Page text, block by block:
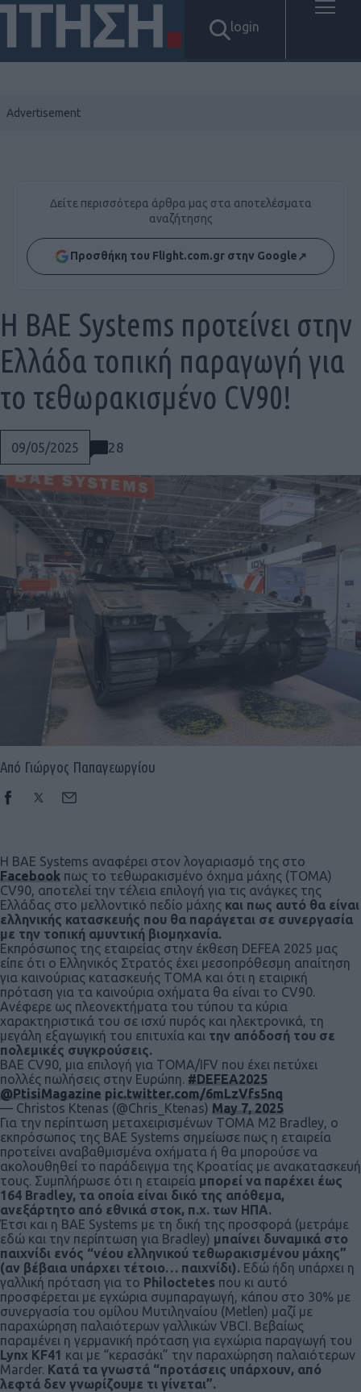
login
Social
Δείτε περισσότερα άρθρα μας στα αποτελέσματα
αναζήτησης
Προσθήκη του Flight.com.gr στην Google↗
09/05/2025 28
Η BAE Systems προτείνει στην
Ελλάδα τοπική παραγωγή για
το τεθωρακισμένο CV90!
Από Γιώργος Παπαγεωργίου
Η BAE Systems αναφέρει στον λογαριασμό της στο
Facebook πως το τεθωρακισμένο όχημα μάχης (ΤΟΜΑ)
CV90, αποτελεί την τέλεια επιλογή για τις ανάγκες της
Ελλάδας στο μελλοντικό πεδίο μάχης και πως αυτό θα είναι
ελληνικής κατασκευής που θα παράγεται σε συνεργασία
με την τοπική αμυντική βιομηχανία.
Εκπρόσωπος της εταιρείας στην έκθεση DEFEA 2025 μας
είπε ότι ο Ελληνικός Στρατός έχει μεσοπρόθεσμη απαίτηση
για καινούριας κατασκευής ΤΟΜΑ και ότι η εταιρική
πρόταση για τα καινούρια οχήματα θα είναι το CV90.
Ανέφερε ως πλεονεκτήματα του τύπου τα κύρια
χαρακτηριστικά του σε ισχύ πυρός και ηλεκτρονικά, τη
μεγάλη εξαγωγική του επιτυχία και την απόδοσή του σε
πολεμικές συγκρούσεις.
ΒΑΕ CV90, μια επιλογή για TOMA/IFV που έχει πετύχει
πολλές πωλήσεις στην Ευρώπη. #DEFEA2025
@PtisiMagazine pic.twitter.com/6mLzVfs5nq
— Christos Ktenas (@Chris_Ktenas) May 7, 2025
Για την περίπτωση μεταχειρισμένων ΤΟΜΑ M2 Bradley, ο
εκπρόσωπος της BAE Systems σημείωσε πως η εταιρεία
προτείνει αναβαθμισμένα οχήματα ή θα μπορούσε να
ακολουθηθεί το παράδειγμα της Κροατίας με ανακατασκευή
τους. Συμπλήρωσε ότι η εταιρεία μπορεί να παρέχει έως
164 Bradley, τα οποία είναι δικό της απόθεμα,
ανεξάρτητο από εθνικά στοκ, π.χ. των ΗΠΑ.
Έτσι και η BAE Systems με τη δική της προσφορά (μετράμε
εδώ και την περίπτωση για Bradley) μπαίνει δυναμικά στο
παιχνίδι ενός “νέου ελληνικού τεθωρακισμένου μάχης”
(αν βέβαια υπάρχει τέτοιο… παιχνίδι). Εδώ ήδη υπάρχει η
γαλλική πρόταση για το Philoctetes που κι αυτό
προσφέρεται με εγχώρια συμπαραγωγή, κάπου στο 30% με
συνεργασία του ομίλου Μυτιληναίου (Metlen) μαζί με
παραχώρηση παλαιότερων γαλλικών VBCI. Bεβαίως
παραμένει η γερμανική πρόταση για εγχώρια παραγωγή του
Lynx KF41 και με “κερασάκι” την παραχώρηση παλαιότερων
Marder. Κατά τα γνωστά “προτάσεις υπάρχουν, από
λεφτά δεν γνωρίζουμε τι γίνεται”.